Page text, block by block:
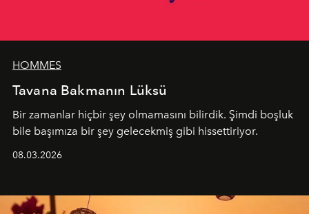
HOMMES
Tavana Bakmanın Lüksü
Bir zamanlar hiçbir şey olmamasını bilirdik. Şimdi boşluk
bile başımıza bir şey gelecekmiş gibi hissettiriyor.
08.03.2026